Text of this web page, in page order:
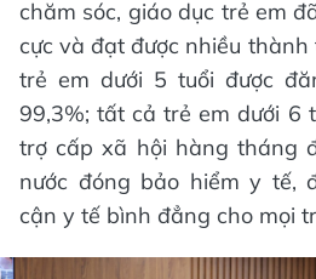
chăm sóc, giáo dục trẻ em
cực và đạt được nhiều thành
trẻ em dưới 5 tuổi được
99,3%; tất cả trẻ em dưới 6
trợ cấp xã hội hàng tháng
nước đóng bảo hiểm y tế,
cận y tế bình đẳng cho mọi